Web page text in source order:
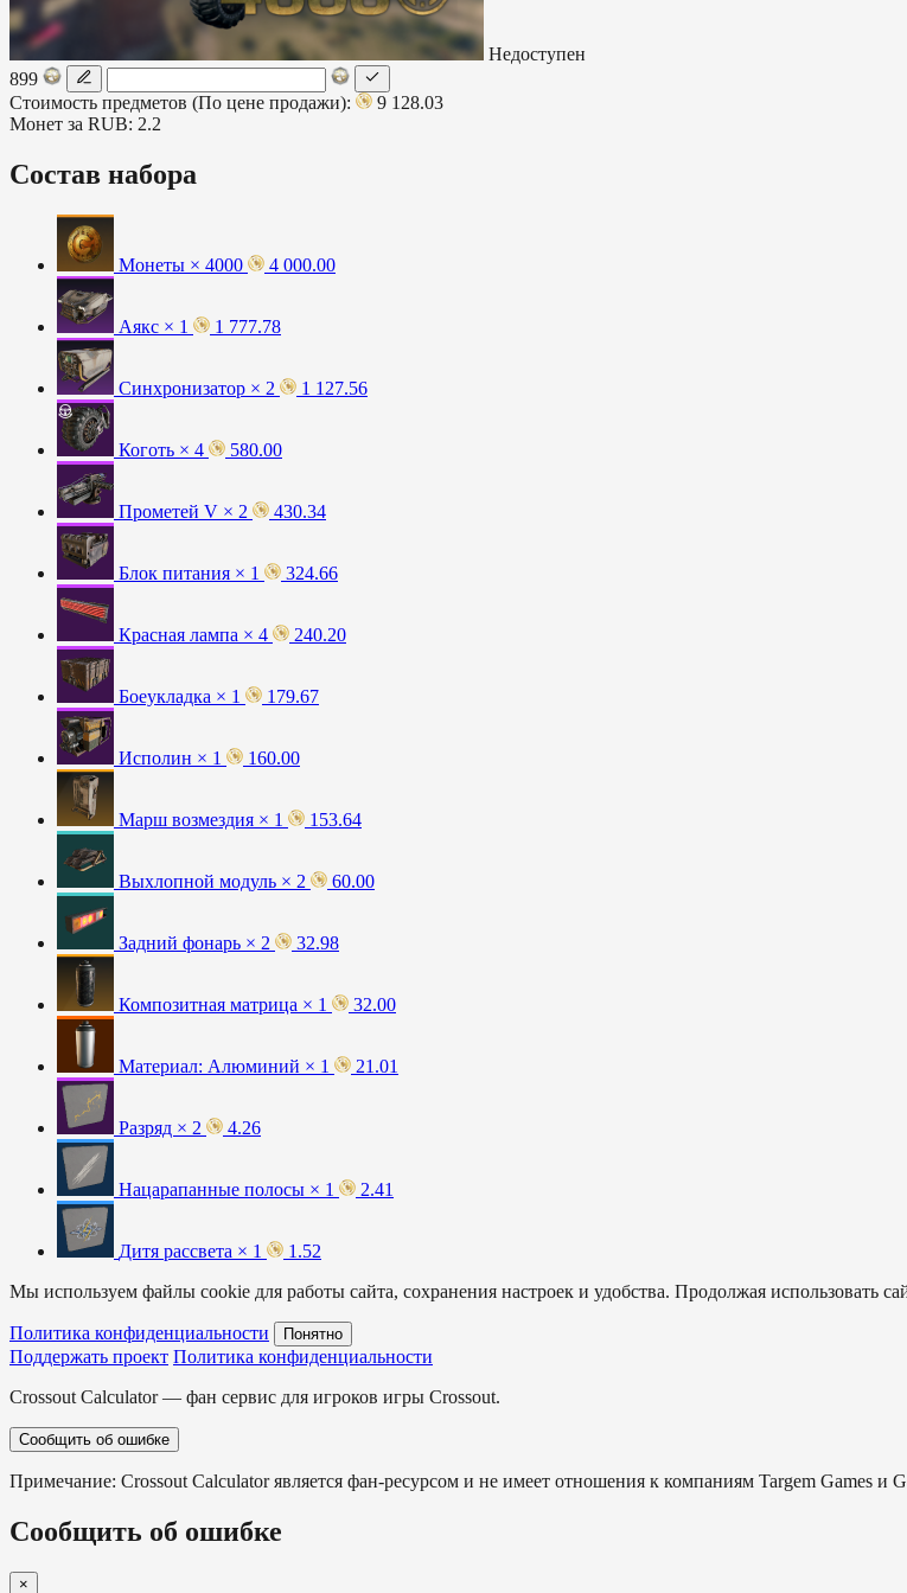
Недоступен
899
Стоимость предметов (По цене продажи):
9 128.03
Монет за RUB: 2.2
Состав набора
Монеты × 4000 4 000.00
Аякс × 1 1 777.78
Синхронизатор × 2 1 127.56
Коготь × 4 580.00
Прометей V × 2 430.34
Блок питания × 1 324.66
Красная лампа × 4 240.20
Боеукладка × 1 179.67
Исполин × 1 160.00
Марш возмездия × 1 153.64
Выхлопной модуль × 2 60.00
Задний фонарь × 2 32.98
Композитная матрица × 1 32.00
Материал: Алюминий × 1 21.01
Разряд × 2 4.26
Нацарапанные полосы × 1 2.41
Дитя рассвета × 1
1.52
Мы используем файлы cookie для работы сайта, сохранения настроек и удобства. Продолжая использовать
Политика конфиденциальности Понятно
Поддержать проект Политика конфиденциальности
Crossout Calculator — фан сервис для игроков игры Crossout.
Сообщить об ошибке
Примечание: Crossout Calculator является фан-ресурсом и не имеет отношения к компаниям Targem Games и
Сообщить об ошибке
×